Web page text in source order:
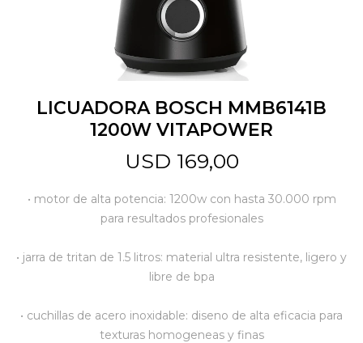
LICUADORA BOSCH MMB6141B
1200W VITAPOWER
USD 169,00
• motor de alta potencia: 1200w con hasta 30.000 rpm
para resultados profesionales
• jarra de tritan de 1.5 litros: material ultra resistente, ligero y
libre de bpa
• cuchillas de acero inoxidable: diseno de alta eficacia para
texturas homogeneas y finas
Jardín y Aire Libre
Juguetes y artículos para bebé